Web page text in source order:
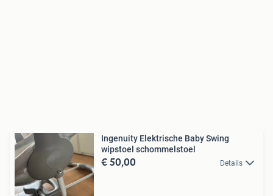
Ingenuity Elektrische Baby Swing
wipstoel schommelstoel
€ 50,00 Details